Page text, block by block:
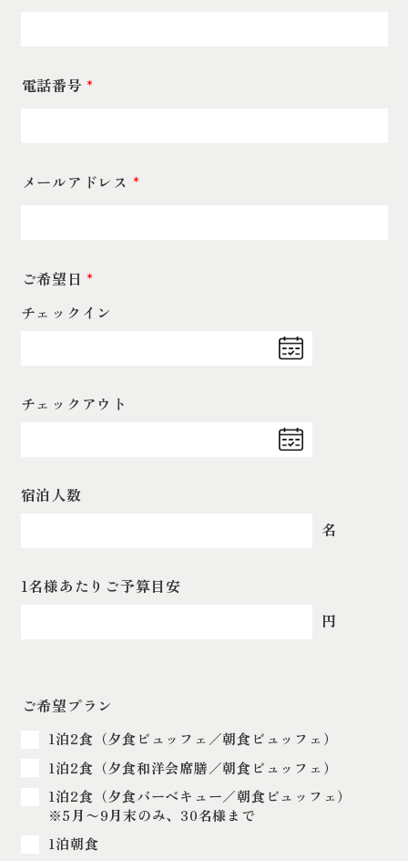
電話番号*
メールアドレス *
ご希望日*
チェックイン
チェックアウト
宿泊人数
名
1名様あたりご予算目安
円
ご希望プラン
1泊2食（夕食ビュッフェ／朝食ビュッフェ）
1泊2食（夕食和洋会席膳／朝食ビュッフェ）
1泊2食（夕食バーベキュー／朝食ビュッフェ）
※5月〜9月末のみ、30名様まで
1泊朝食